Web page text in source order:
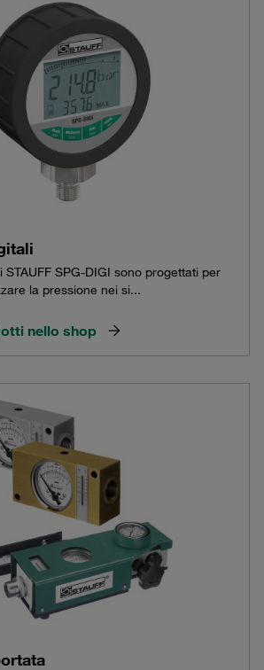
STAUFF SPG-DIGI sono progettati per
la pressione nei si...
nello shop